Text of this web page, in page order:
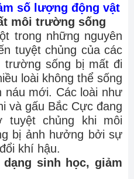
số lượng động vật
môi trường sống
trong những nguyên
tuyệt chủng của các
trường sống bị mất đi
loài không thể sống
mới. Các loài như
và gấu Bắc Cực đang
chủng khi môi
bị ảnh hưởng bởi sự
khí hậu.
sinh học, giảm